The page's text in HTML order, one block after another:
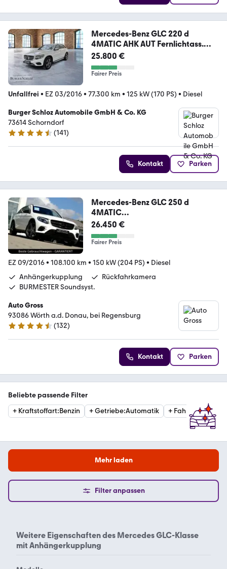
Mercedes-Benz GLC 220 d
4MATIC AHK AUT Fernlichtass.
Kam. LED
25.800 €
Fairer Preis
Unfallfrei • EZ 03/2016• 77.300 km • 125 kW (170 PS) • Diesel
Burger Schloz Automobile GmbH & Co. KG
73614 Schorndorf
4.6 Sterne
(141)
Kontakt Parken
Mercedes-Benz GLC 250 d
4MATIC
"AMG"NIGHT"AHK"KAMERA"LED"
26.450 €
Fairer Preis
EZ 09/2016• 108.100 km • 150 kW (204 PS) • Diesel
Anhängerkupplung
Rückfahrkamera
BURMESTER Soundsyst.
Auto Gross
93086 Wörth a.d. Donau, bei Regensburg
4.6 Sterne
(132)
Kontakt Parken
Beliebte passende Filter
+ Kraftstoffart:Benzin +Getriebe:Automatik +
Mehr laden
Filter anpassen
Weitere Eigenschaften des Mercedes GLC-Klasse
mit Anhängerkupplung